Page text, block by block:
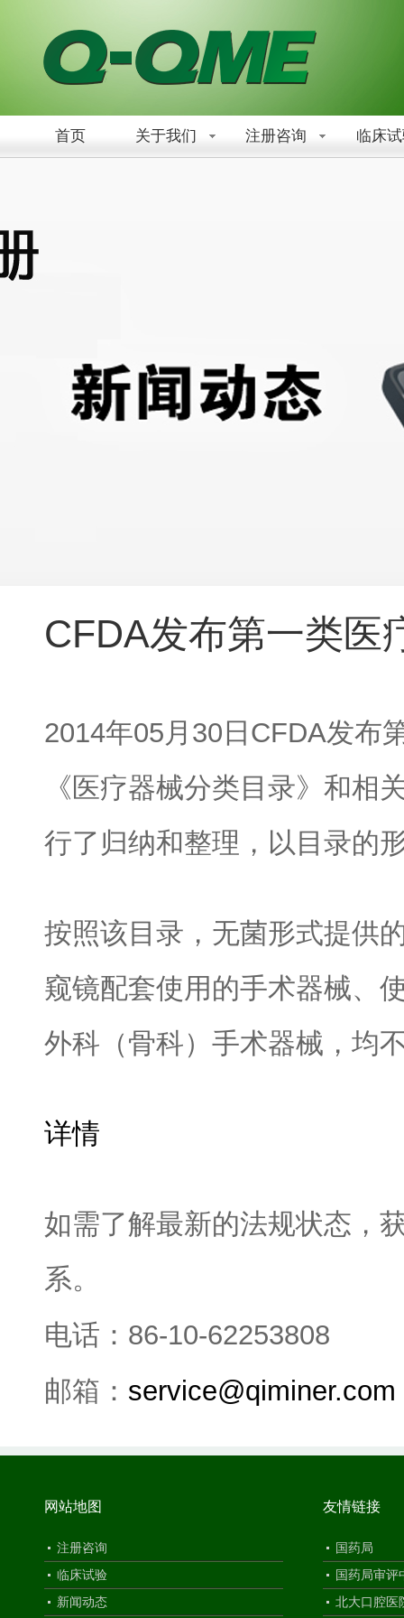
首页 关于我们 注册咨询 临床
CFDA发布第一类医
2014年05月 30 日 CFDA发布
《医疗器械分类目录》和相
行了归纳和整理，以目录的
按照该目录，无菌形式提供
窥镜配套使用的手术器械、
外科（骨科）手术器械，均
详情
如需了解最新的法规状态，
系。
电话： 86-10-62253808
邮箱： service@qiminer.com
网站地图
注册咨询
临床试验
新闻动态
友情链接
国药局
国药局审评
北大口腔医